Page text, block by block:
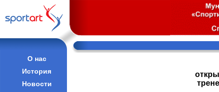
О нас
История
Новости